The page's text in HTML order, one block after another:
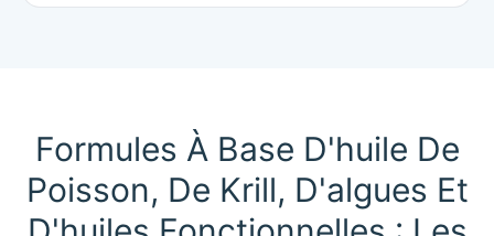
Formules À Base D'huile De
Poisson, De Krill, D'algues Et